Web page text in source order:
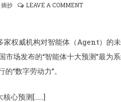
摘抄 LEAVE A COMMENT
家权威机构对智能体（Agent）的
市场发布的“智能体十大预测”最为
“数字劳动力”。
核心预测[……]